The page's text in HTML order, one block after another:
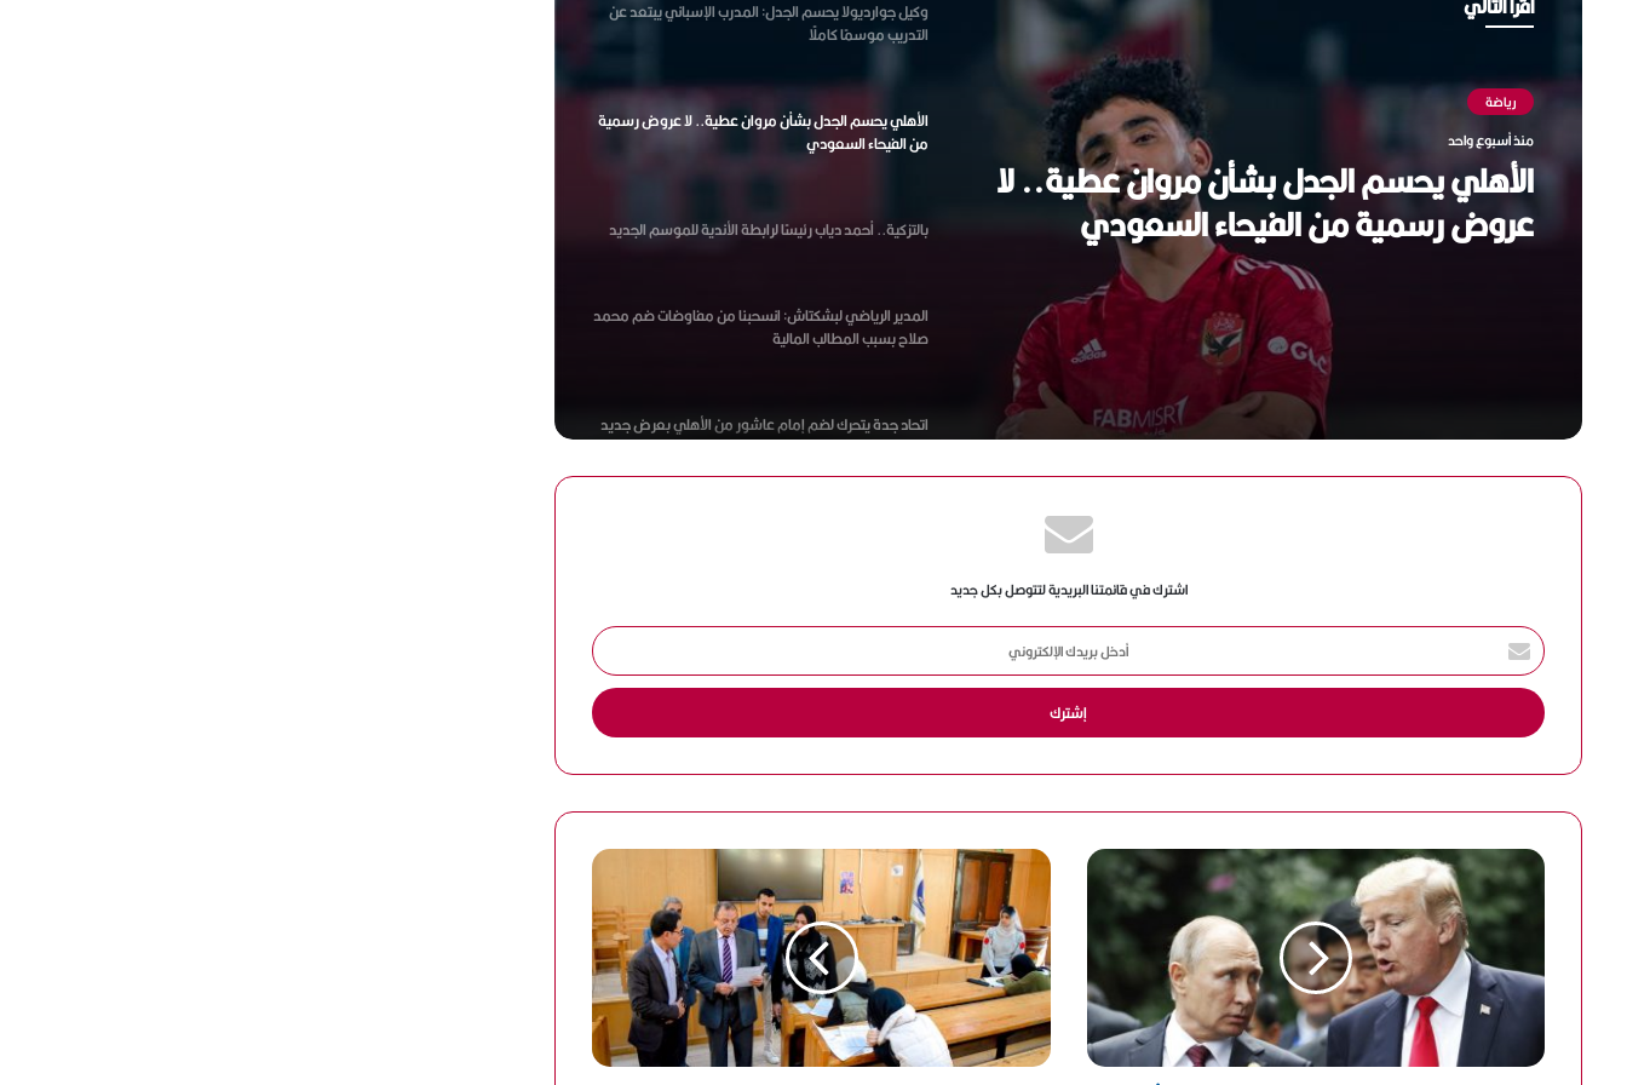
رياضة
منذ أسبوع واحد
الأهلي يحسم الجدل بشأن مروان عطية.. لا
عروض رسمية من الفيحاء السعودي
رياضة
منذ أسبوع واحد
بالتزكية.. أحمد دياب رئيسًا لرابطة الأندية
الأهلي يحسم الجدل بشأن مروان عطية.. لا عروض رسمية
بالتزكية.. أحمد دياب رئيسًا لرابطة الأندية للموسم الجديد
المدير الرياضي لبشكتاش: انسحبنا من مفاوضات ضم محمد
اتحاد جدة يتحرك لضم إمام عاشور من الأهلي بعرض جديد
سيدات الشاطئية بالانجاز العربي
هاني أبو ريدة: وصول مصر إلى كأس العالم 4 مرات بينها
88 المفتوحة بفرنسا
إسبانيا وبلجيكا في قمة نارية لحسم بطاقة التأهل إلى نصف
نهائي كأس العالم 2026
وكيل جوارديولا يحسم الجدل: المدرب الإسباني يبتعد عن
التدريب موسمًا كاملًا
اشترك في قائمتنا البريدية لتتوصل بكل جديد
أ
د
خ
ل
د
ا
ك
ت
و